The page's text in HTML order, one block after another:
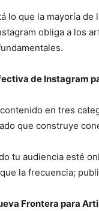
lo que la mayoría
obliga a los
de Instagram
en tres
que construye
tu audiencia esté
la frecuencia;
Frontera para